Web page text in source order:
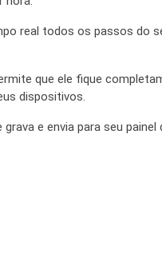
real todos os passos do
que ele fique
dispositivos.
e envia para seu painel